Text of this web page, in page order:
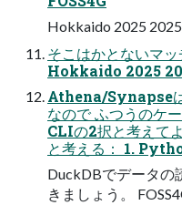
Hokkaido 2025
そこはかとないマ
Hokkaido 2025
Athena/Synapse
なので ふつうのケ
CLIの2択と考えて
と考える： 1.
DuckDBでデータの
きましょう。